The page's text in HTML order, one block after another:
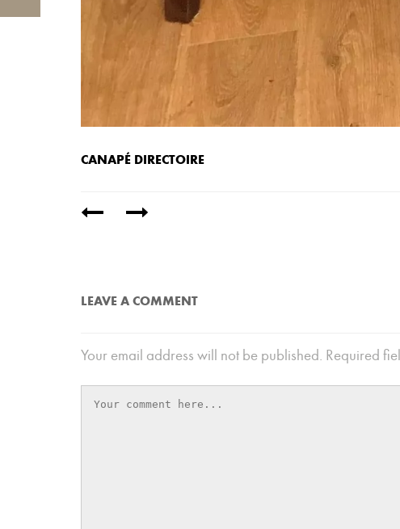
CANAPÉ DIRECTOIRE
LEAVE A COMMENT
Your email address will not be published. Required